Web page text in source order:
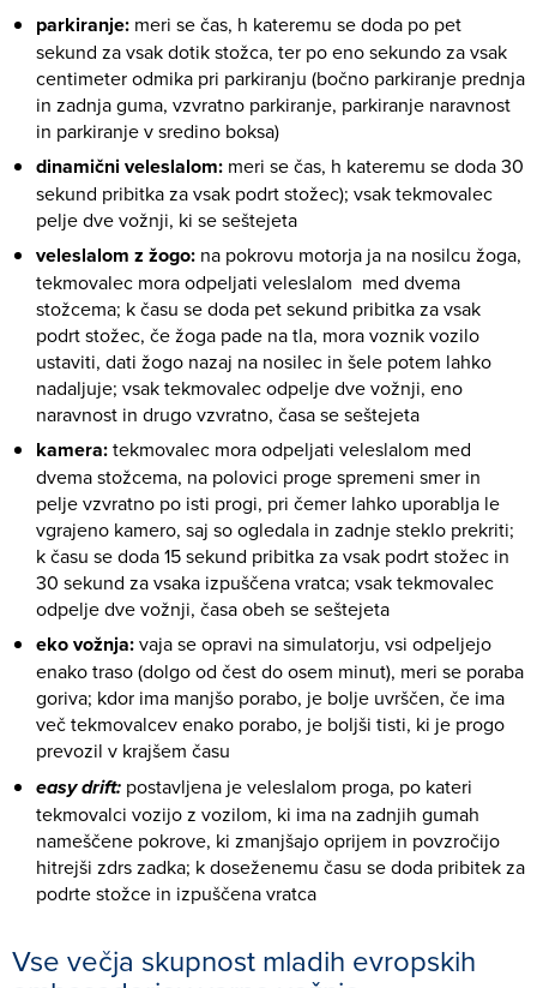
parkiranje: meri se čas, h kateremu se doda po pet
sekund za vsak dotik stožca, ter po eno sekundo za vsak
centimeter odmika pri parkiranju (bočno parkiranje prednja
in zadnja guma, vzvratno parkiranje, parkiranje naravnost
in parkiranje v sredino boksa)
dinamični veleslalom: meri se čas, h kateremu se doda 30
sekund pribitka za vsak podrt stožec); vsak tekmovalec
pelje dve vožnji, ki se seštejeta
veleslalom z žogo: na pokrovu motorja ja na nosilcu žoga,
tekmovalec mora odpeljati veleslalom med dvema
stožcema; k času se doda pet sekund pribitka za vsak
podrt stožec, če žoga pade na tla, mora voznik vozilo
ustaviti, dati žogo nazaj na nosilec in šele potem lahko
nadaljuje; vsak tekmovalec odpelje dve vožnji, eno
naravnost in drugo vzvratno, časa se seštejeta
kamera:tekmovalec mora odpeljati veleslalom med
dvema stožcema, na polovici proge spremeni smer in
pelje vzvratno po isti progi, pri čemer lahko uporablja le
vgrajeno kamero, saj so ogledala in zadnje steklo prekriti;
k času se doda 15 sekund pribitka za vsak podrt stožec in
30 sekund za vsaka izpuščena vratca; vsak tekmovalec
odpelje dve vožnji, časa obeh se seštejeta
eko vožnja:vaja se opravi na simulatorju, vsi odpeljejo
enako traso (dolgo od čest do osem minut), meri se poraba
goriva; kdor ima manjšo porabo, je bolje uvrščen, če ima
več tekmovalcev enako porabo, je boljši tisti, ki je progo
prevozil v krajšem času
easy drift: postavljena je veleslalom proga, po kateri
tekmovalci vozijo z vozilom, ki ima na zadnjih gumah
nameščene pokrove, ki zmanjšajo oprijem in povzročijo
hitrejši zdrs zadka; k doseženemu času se doda pribitek za
podrte stožce in izpuščena vratca
Vse večja skupnost mladih evropskih